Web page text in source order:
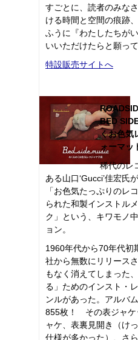
すごとに、読者のみな
ける時間と空間の痕跡
ふうに『わたしたちが
いいただけたらと願って
特設販売サイトへ
BED
くお色気
ォーマッ
稀代のレ
ある山口‘Gucci’佳宏氏
「お色気たっぷりのレ
られた和製インストル
ク」という、キワモノ
ョン。
1960年代から70年代初
社から無数にリリース
もなく消えてしまった
る」ためのインスト・
ンルがあった。アルバ
855枚！ その表ジャケ
ャケ、表裏見開き（け
仕様が多かった）、さ